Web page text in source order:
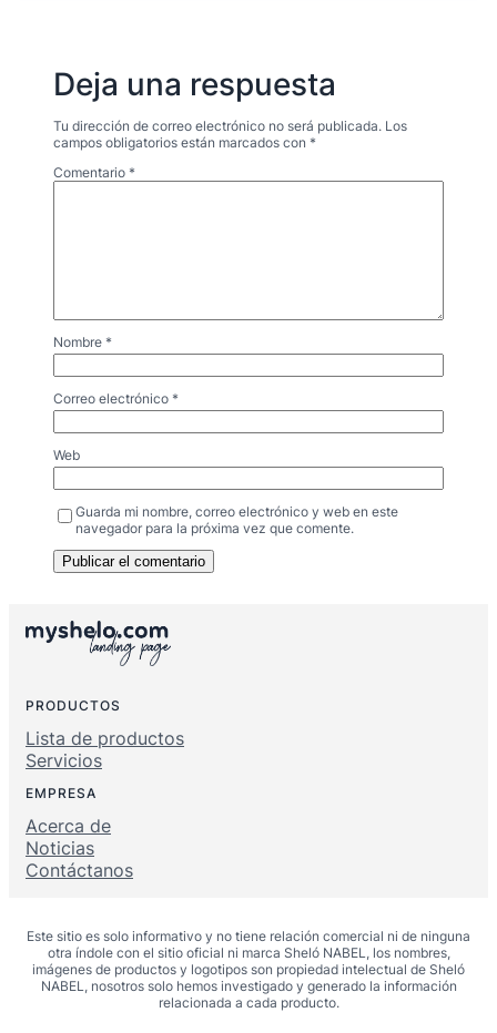
Deja una respuesta
Tu dirección de correo electrónico no será publicada. Los
campos obligatorios están marcados con *
Comentario *
Nombre *
Correo electrónico *
Web
Guarda mi nombre, correo electrónico y web en este
navegador para la próxima vez que comente.
PRODUCTOS
Lista de productos
Servicios
EMPRESA
Acerca de
Noticias
Contáctanos
Este sitio es solo informativo y no tiene relación comercial ni de ninguna
otra índole con el sitio oficial ni marca Sheló NABEL, los nombres,
imágenes de productos y logotipos son propiedad intelectual de Sheló
NABEL, nosotros solo hemos investigado y generado la información
relacionada a cada producto.